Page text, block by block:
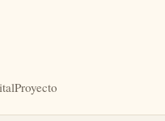
Proyecto